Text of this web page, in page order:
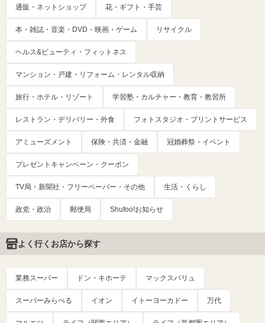
通販・ネットショップ 花・ギフト・手芸
本・雑誌・音楽・DVD・映画・ゲーム リサイクル
ヘルス&ビューティ・フィットネス
マンション・戸建・リフォーム・レンタル収納
旅行・ホテル・リゾート 学習塾・カルチャー・教育・教習所
レストラン・デリバリー・外食 フォトスタジオ・プリントサービス
アミューズメント 保険・共済・金融 冠婚葬祭・イベント
プレゼントキャンペーン・クーポン
TV局・新聞社・フリーペーパー・その他 生活・くらし
政党・政治 郵便局 Shufoo!お知らせ
よく行くお店から探す
業務スーパー ドン・キホーテ マックスバリュ
スーパーみらべる イオン イトーヨーカドー 万代